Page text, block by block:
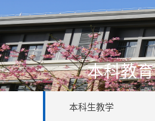
本科教育
本科生教学